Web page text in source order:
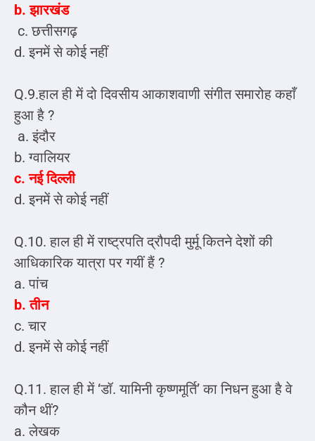
b. झारखंड
c. छत्तीसगढ़
d. इनमें से कोई नहीं
Q.9.हाल ही में दो दिवसीय आकाशवाणी संगीत समारोह कहाँ
हुआ है ?
a. इंदौर
b. ग्वालियर
c. नई दिल्ली
d. इनमें से कोई नहीं
Q.10. हाल ही में राष्ट्रपति द्रौपदी मुर्मू कितने देशों की
आधिकारिक यात्रा पर गयीं हैं ?
a. पांच
b. तीन
c. चार
d. इनमें से कोई नहीं
Q.11. हाल ही में ‘डॉ. यामिनी कृष्णमूर्ति’ का निधन हुआ है वे
कौन थीं?
a. लेखक